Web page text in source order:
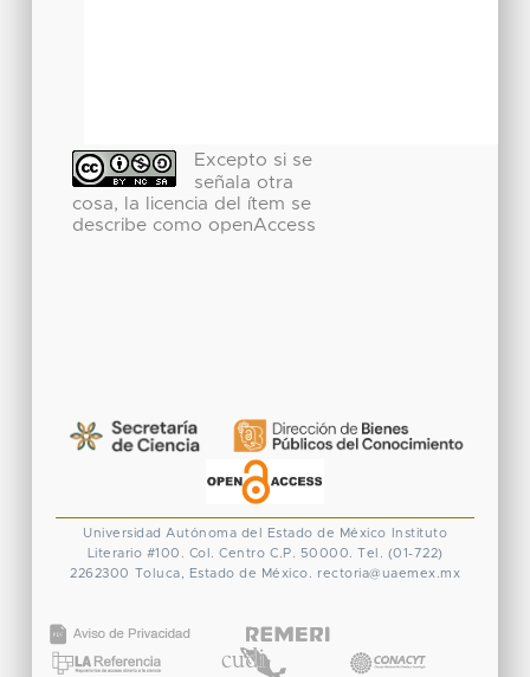
Excepto si se
señala otra
cosa, la licencia del ítem se
describe como openAccess
Universidad Autónoma del Estado de México
Instituto
Literario #100. Col. Centro C.P. 50000. Tel. (01-722)
2262300 Toluca, Estado de México. rectoria@uaemex.mx